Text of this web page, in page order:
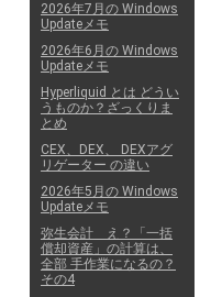
2026年7月の Windows
Updateメモ
2026年6月の Windows
Updateメモ
Hyperliquid とは どうい
うものか？ざっくりま
とめ
CEX、DEX、 DEXアグ
リゲーター の違い
2026年5月の Windows
Updateメモ
弥生会計 え？「一括
償却資産」の計算は、
全部 手作業になるの？
その4